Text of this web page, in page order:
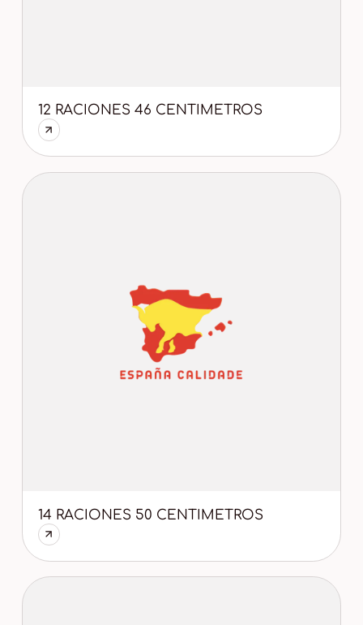
12 RACIONES 46 CENTIMETROS
14 RACIONES 50 CENTIMETROS